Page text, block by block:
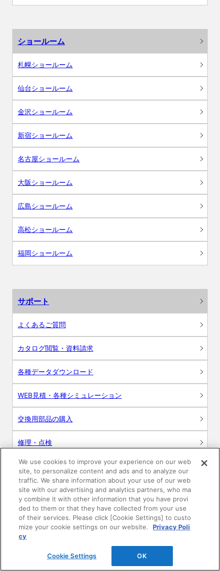
ショールーム
札幌ショールーム
仙台ショールーム
金沢ショールーム
新宿ショールーム
名古屋ショールーム
大阪ショールーム
広島ショールーム
高松ショールーム
福岡ショールーム
サポート
よくあるご質問
カタログ閲覧・資料請求
各種データダウンロード
WEB見積・各種シミュレーション
交換用部品の購入
修理・点検
お問い合わせ
ログイン
建築・設計関係者様向けサイト
ユーザー登録サービス
WEB見積システム
We use cookies to improve your experience on our web
site, to personalize content and ads and to analyze our
traffic. We share information about your use of our web
site with our advertising and analytics partners, who ma
y combine it with other information that you have provi
ded to them or that they have collected from your use
of their services. Please click [Cookie Settings] to custo
mize your cookie settings on our website.
Privacy Poli
cy
Cookie Settings OK